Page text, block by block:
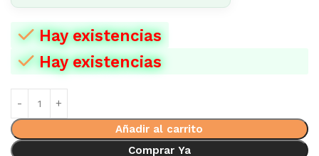
Hay existencias
Hay existencias
Añadir al carrito
Comprar Ya